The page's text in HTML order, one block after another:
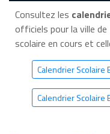
Consultez les
officiels pour la ville
scolaire en cours et
Calendrier Scolaire
Calendrier Scolaire